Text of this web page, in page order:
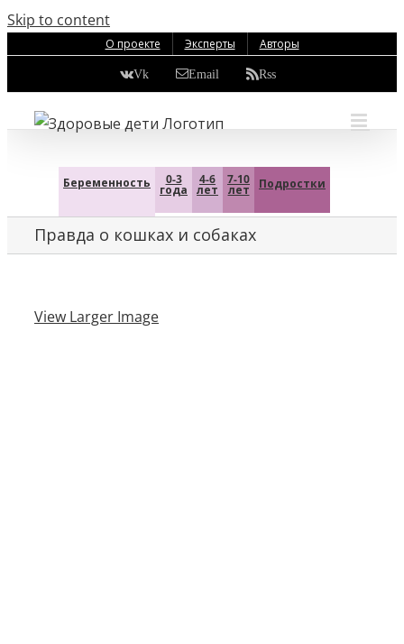
Skip to content
О проекте Эксперты Авторы
Vk Email Rss
Беременность 0-3
года
4-6
лет
7-10
лет Подростки
Правда о кошках и собаках
View Larger Image